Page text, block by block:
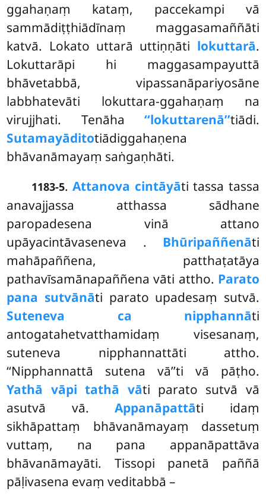
ggahaṇaṃ kataṃ, paccekampi vā
sammādiṭṭhiādīnaṃ maggasamaññāti
katvā. Lokato uttarā uttiṇṇāti lokuttarā.
Lokuttarāpi hi maggasampayuttā
bhāvetabbā, vipassanāpariyosāne
labbhatevāti lokuttara-ggahaṇaṃ na
virujjhati. Tenāha ‘‘lokuttarenā’’tiādi.
Sutamayāditotiādiggahaṇena
bhāvanāmayaṃ saṅgaṇhāti.
1183-5.Attanova cintāyāti tassa tassa
anavajjassa atthassa sādhane
paropadesena vinā attano
upāyacintāvaseneva . Bhūripaññenāti
mahāpaññena, patthaṭatāya
pathavīsamānapaññena vāti attho. Parato
pana sutvānāti parato upadesaṃ sutvā.
Suteneva ca nipphannāti
antogatahetvatthamidaṃ visesanaṃ,
suteneva nipphannattāti attho.
‘‘Nipphannattā sutena vā’’ti vā pāṭho.
Yathā vāpi tathā vāti parato sutvā vā
asutvā vā.Appanāpattāti idaṃ
sikhāpattaṃ bhāvanāmayaṃ dassetuṃ
vuttaṃ, na pana appanāpattāva
bhāvanāmayāti. Tissopi panetā paññā
pāḷivasena evaṃ veditabbā –